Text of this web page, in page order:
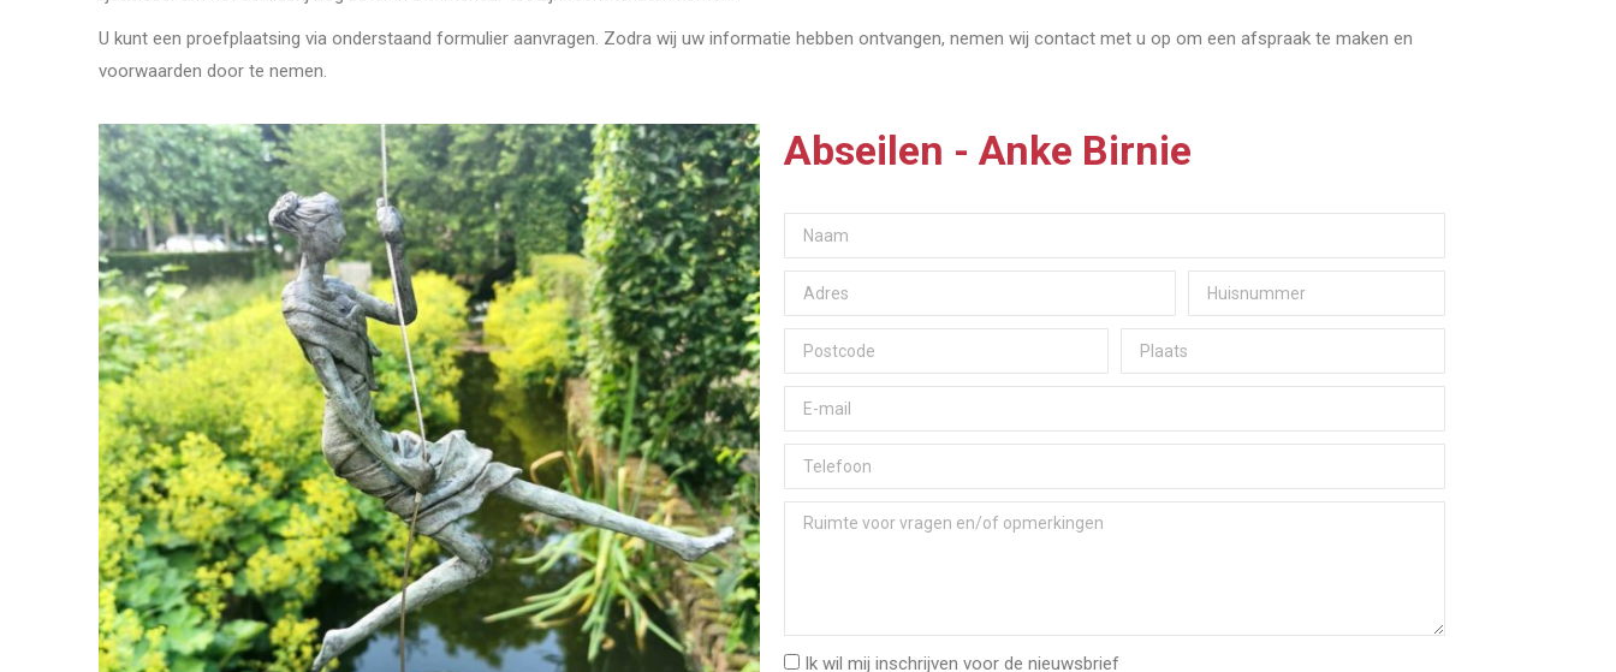
U kunt een proefplaatsing via onderstaand formulier aanvragen. Zodra wij uw informatie hebben ontvangen, nemen wij contact met u op om een afspraak te maken en
voorwaarden door te nemen.
Abseilen - Anke Birnie
Ik wil mij inschrijven voor de nieuwsbrief